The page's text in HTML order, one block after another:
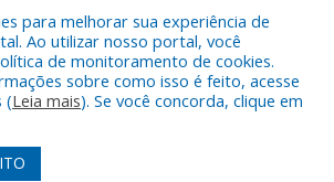
a Prefeitura Municipal de Óbidos.
Área Administrativa
para melhorar sua experiência de
Ao utilizar nosso portal, você
de monitoramento de cookies.
sobre como isso é feito, acesse
(Leia mais). Se você concorda, clique em